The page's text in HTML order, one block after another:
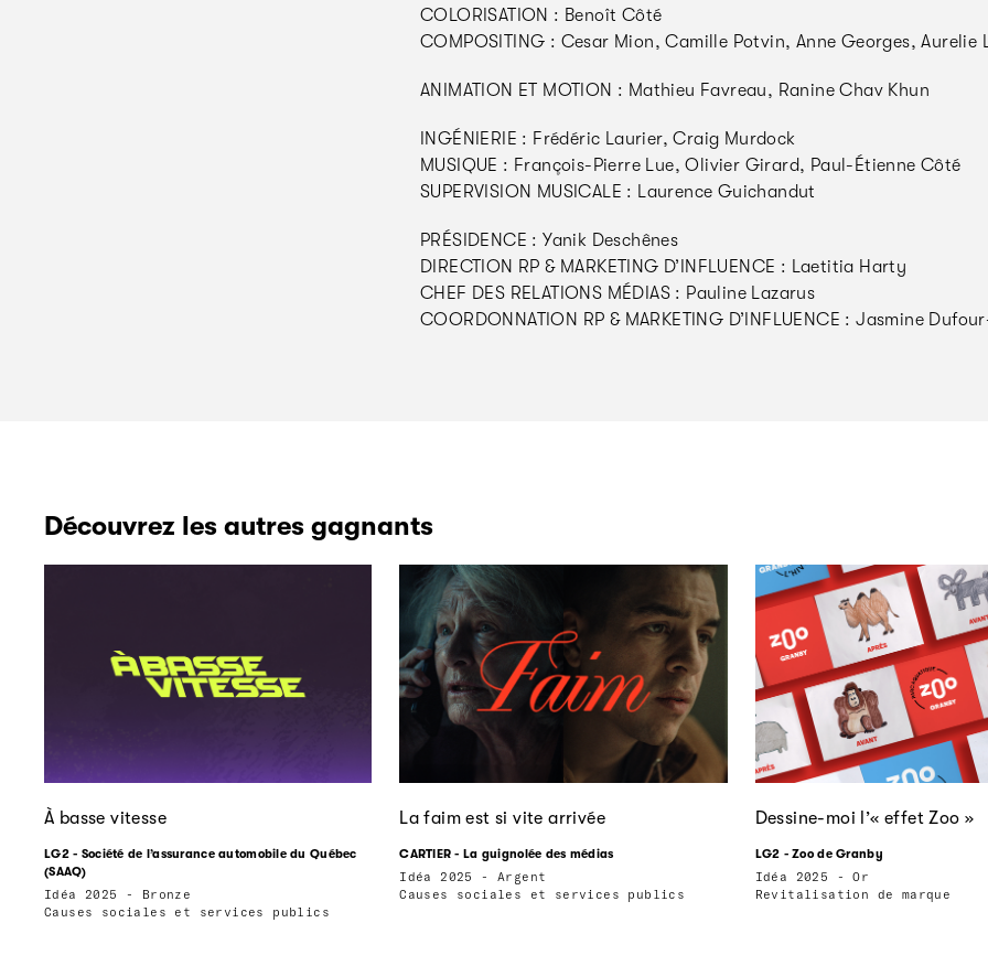
COLORISATION : Benoît Côté
COMPOSITING : Cesar Mion, Camille Potvin, Anne Georges, Aurelie
ANIMATION ET MOTION : Mathieu Favreau, Ranine Chav Khun
INGÉNIERIE : Frédéric Laurier, Craig Murdock
MUSIQUE : François-Pierre Lue, Olivier Girard, Paul-Étienne Côté
SUPERVISION MUSICALE : Laurence Guichandut
PRÉSIDENCE : Yanik Deschênes
DIRECTION RP & MARKETING D’INFLUENCE : Laetitia Harty
CHEF DES RELATIONS MÉDIAS : Pauline Lazarus
COORDONNATION RP & MARKETING D’INFLUENCE : Jasmine
Découvrez les autres gagnants
À basse vitesse
LG2 - Société de l’assurance automobile du Québec
(SAAQ)
Idéa 2025 - Bronze
Causes sociales et services publics
La faim est si vite arrivée
CARTIER - La guignolée des médias
Idéa 2025 - Argent
Causes sociales et services publics
Dessine-moi l’« effet Zoo »
LG2 - Zoo de Granby
Idéa 2025 - Or
Revitalisation de marque